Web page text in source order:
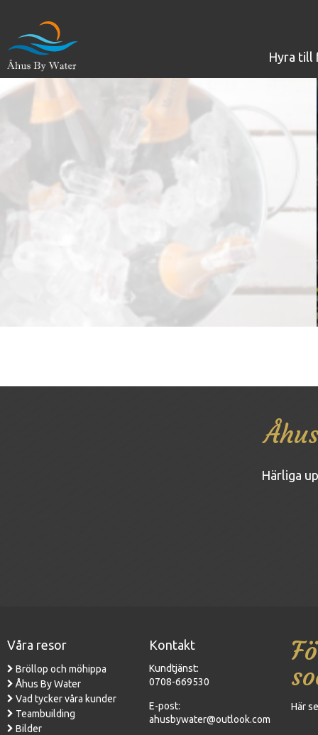
hyra
Härliga
Våra resor
Bröllop och möhippa
Åhus By Water
Vad tycker våra kunder
Teambuilding
Bilder
Kontakt
Kundtjänst:
0708-669530
E-post:
ahusbywater@outlook.com
Här